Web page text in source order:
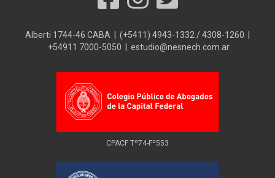
Alberti 1744-46 CABA | (+5411) 4943-1332 / 4308-1260 |
+54911 7000-5050 | estudio@nesnech.com.ar
CPACF Tº74-Fº553